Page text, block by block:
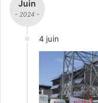
Juin
- 2024 -
4 juin